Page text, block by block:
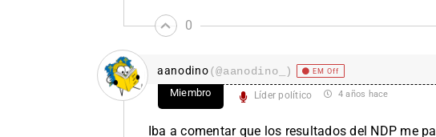
0
aanodino(@aanodino_) EM Off
Miembro Líder político 4 años hace
Iba a comentar que los resultados del NDP me